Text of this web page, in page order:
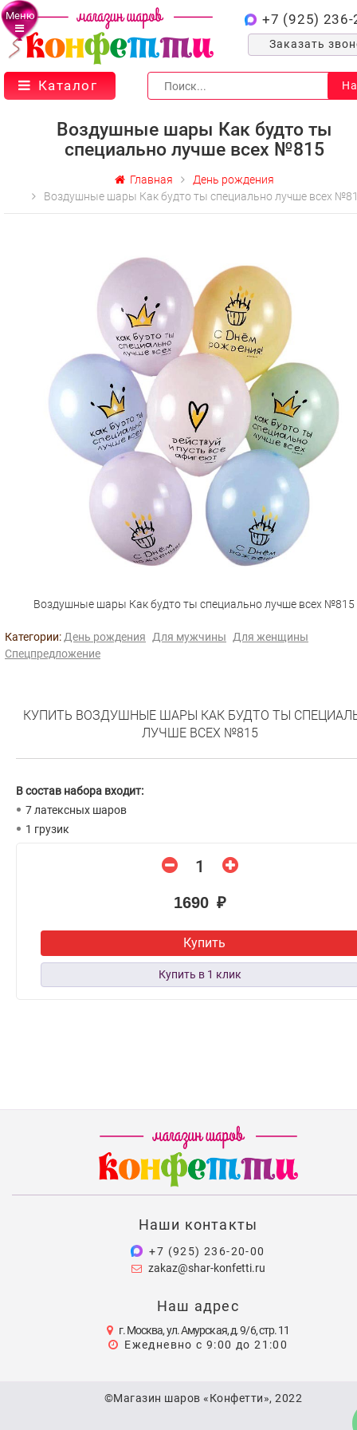
Меню +7 (925) 236-
Заказать
Каталог
Воздушные шары Как будто ты
специально лучше всех №815
Главная
День рождения
Воздушные шары Как будто ты специально лучше всех
Воздушные шары Как будто ты специально лучше всех №815
Категории: День рождения Для мужчины
Для женщины
Спецпредложение
КУПИТЬ ВОЗДУШНЫЕ ШАРЫ КАК БУДТО ТЫ
ЛУЧШЕ ВСЕХ №815
В состав набора входит:
7 латексных шаров
1 грузик
1690 ₽
Купить
Наши контакты
+7 (925) 236-20-00
zakaz@shar-konfetti.ru
Наш адрес
г. Москва, ул. Амурская, д. 9/6, стр. 11
Ежедневно с 9:00 до 21:00
©Магазин шаров «Конфетти», 2022